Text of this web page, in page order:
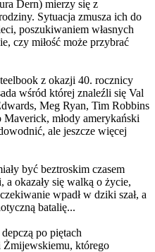
Dern) mierzy się z
Sytuacja zmusza ich do
poszukiwaniem własnych
czy miłość może przybrać
z okazji 40. rocznicy
wśród której znaleźli się Val
Meg Ryan, Tim Robbins
młody amerykański
ale jeszcze więcej
być beztroskim czasem
a okazały się walką o życie,
wpadł w dziki szał, a
batalię...
po piętach
którego